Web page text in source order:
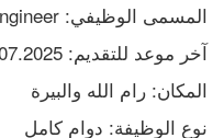
المسمى الوظيفي: Sales Engineer
آخر موعد للتقديم: 12.07.2025.
المكان: رام الله والبيرة
نوع الوظيفة: دوام كامل